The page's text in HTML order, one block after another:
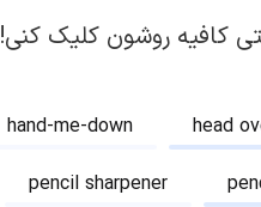
کافیه روشون کلیک کنی!
hand-me-down head
pencil sharpener